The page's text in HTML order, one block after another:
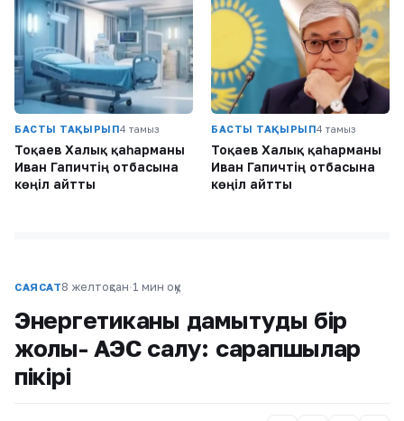
БАСТЫ ТАҚЫРЫП4 тамыз
Тоқаев Халық қаһарманы
Иван Гапичтің отбасына
көңіл айтты
БАСТЫ ТАҚЫРЫП4 тамыз
Тоқаев Халық қаһарманы
Иван Гапичтің отбасына
көңіл айтты
САЯСАТ8 желтоқсан·1 мин оқу
Энергетиканы дамытудың бір
жолы- АЭС салу: сарапшылар
пікірі